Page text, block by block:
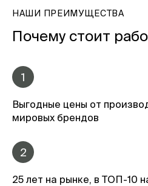
НАШИ ПРЕИМУЩЕСТВА
Почему стоит
1
Выгодные цены от
мировых брендов
2
25 лет на рынке, в ТОП-10